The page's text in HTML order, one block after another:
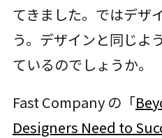
てきました。ではデザ
う。デザインと同じよ
ているのでしょうか。
Fast Company の「
Designers Need to